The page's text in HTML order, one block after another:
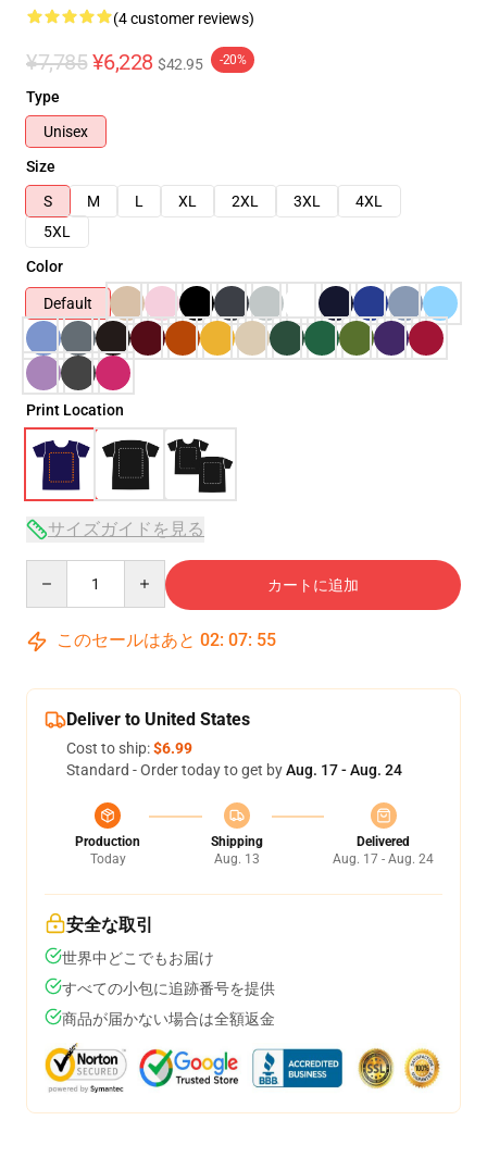
(4 customer reviews)
¥7,785 ¥6,228 $42.95 -20%
Type
Unisex
Size
S
M L XL 2XL 3XL
4XL
5XL
Color
Default
Print Location
サイズガイドを見る
カートに追加
このセールはあと 02: 07: 54
Deliver to United States
Cost to ship:$6.99
Standard - Order today to get byAug. 17 - Aug. 24
Production
Today
Shipping
Aug. 13
Delivered
Aug. 17 - Aug. 24
安全な取引
世界中どこでもお届け
すべての小包に追跡番号を提供
商品が届かない場合は全額返金